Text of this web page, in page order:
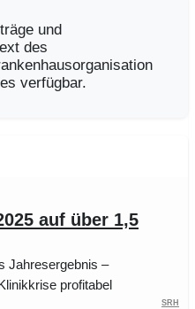
und
des
verfügbar.
auf über 1,5
Jahresergebnis –
profitabel
SRH